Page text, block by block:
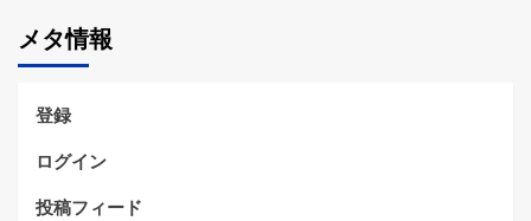
リ
ー
メタ情報
登録
ログイン
投稿フィード